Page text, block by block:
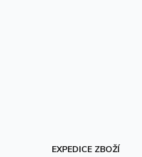
EXPEDICE ZBOŽÍ